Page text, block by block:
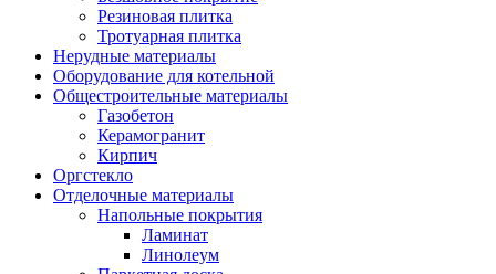
Резиновая плитка
Тротуарная плитка
Нерудные материалы
Оборудование для котельной
Общестроительные материалы
Газобетон
Керамогранит
Кирпич
Оргстекло
Отделочные материалы
Напольные покрытия
Ламинат
Линолеум